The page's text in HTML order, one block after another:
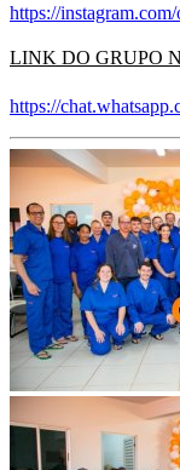
https://
LINK DO GRUPO
https://